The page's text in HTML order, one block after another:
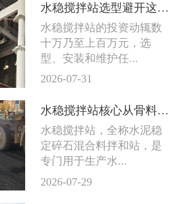
水稳搅拌站选型避开这五个坑，设备多用五年
水稳搅拌站的投资动辄数
十万乃至上百万元，选
型、安装和维护任...
2026-07-31
水稳搅拌站核心从骨料到成品料的完整技术链条
水稳搅拌站，全称水泥稳
定碎石混合料拌和站，是
专门用于生产水...
2026-07-29